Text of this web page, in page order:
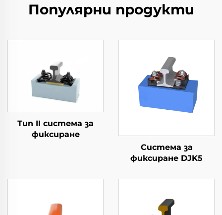
Популярни продукти
Тип II система за
фиксиране
Система за
фиксиране DJK5